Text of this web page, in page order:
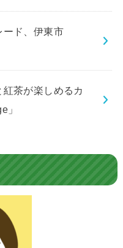
ード、伊東市
茶が楽しめるカ
」